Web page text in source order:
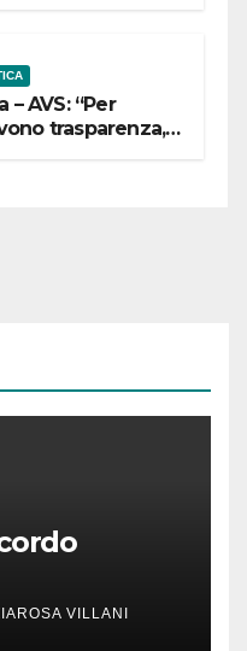
– AVS: “Per
trasparenza,
29,5
VILLANI